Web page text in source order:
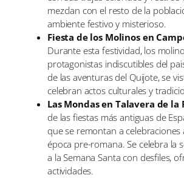
mezclan con el resto de la
ambiente festivo y misterioso.
Fiesta de los Molinos en
Durante esta festividad, los
protagonistas indiscutibles del
de las aventuras del Quijote, se
celebran actos culturales y
Las Mondas en Talavera de la
de las fiestas más antiguas de
que se remontan a celebraciones
época pre-romana. Se celebra la
a la Semana Santa con desfiles,
actividades.